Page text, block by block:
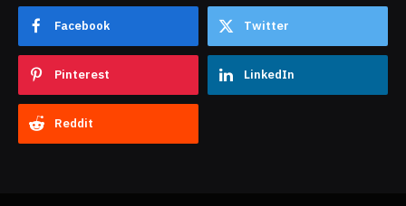
Facebook Twitter
Pinterest LinkedIn
Reddit